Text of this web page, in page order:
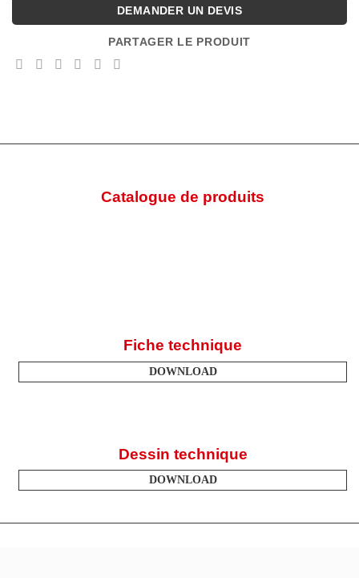
DEMANDER UN DEVIS
PARTAGER LE PRODUIT
Catalogue de produits
Fiche technique
DOWNLOAD
Dessin technique
DOWNLOAD